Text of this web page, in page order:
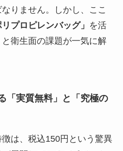
りません。しかし、ここ
プロピレンバッグ」 を活
衛生面の課題が一気に解
「実質無料」と「究極の
は、税込150円という驚異